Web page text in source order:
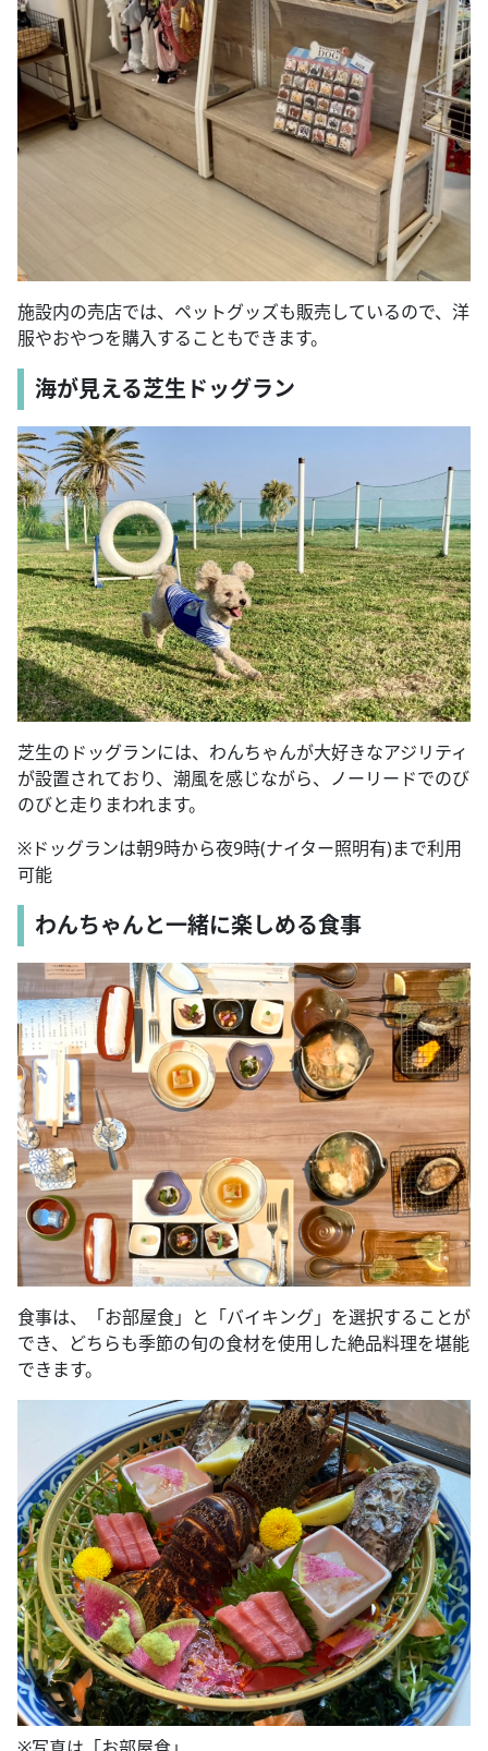
施設内の売店では、ペットグッズも販売しているので、洋
服やおやつを購入することもできます。
海が見える芝生ドッグラン
芝生のドッグランには、わんちゃんが大好きなアジリティ
が設置されており、潮風を感じながら、ノーリードでのび
のびと走りまわれます。
※ドッグランは朝9時から夜9時(ナイター照明有)まで利用
可能
わんちゃんと一緒に楽しめる食事
食事は、「お部屋食」と「バイキング」を選択することが
でき、どちらも季節の旬の食材を使用した絶品料理を堪能
できます。